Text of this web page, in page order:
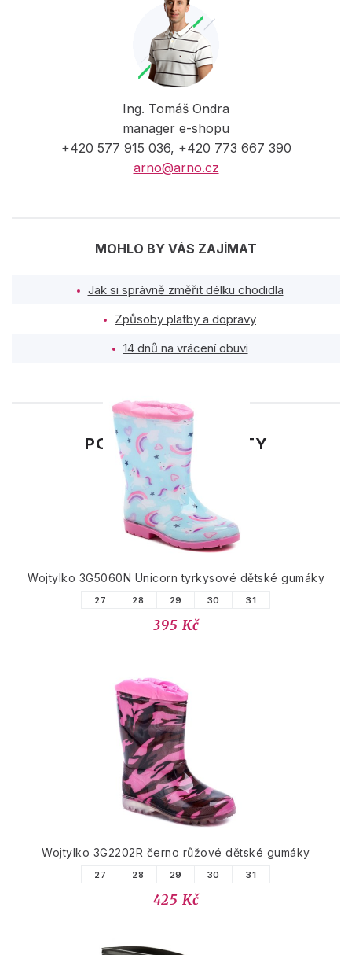
Ing. Tomáš Ondra
manager e-shopu
+420 577 915 036, +420 773 667 390
arno@arno.cz
MOHLO BY VÁS ZAJÍMAT
Jak si správně změřit délku chodidla
Způsoby platby a dopravy
14 dnů na vrácení obuvi
PODOBNÉ PRODUKTY
Wojtylko 3G5060N Unicorn tyrkysové dětské gumáky
27 28 29 30 31
395 Kč
Wojtylko 3G2202R černo růžové dětské gumáky
27 28 29 30 31
425 Kč